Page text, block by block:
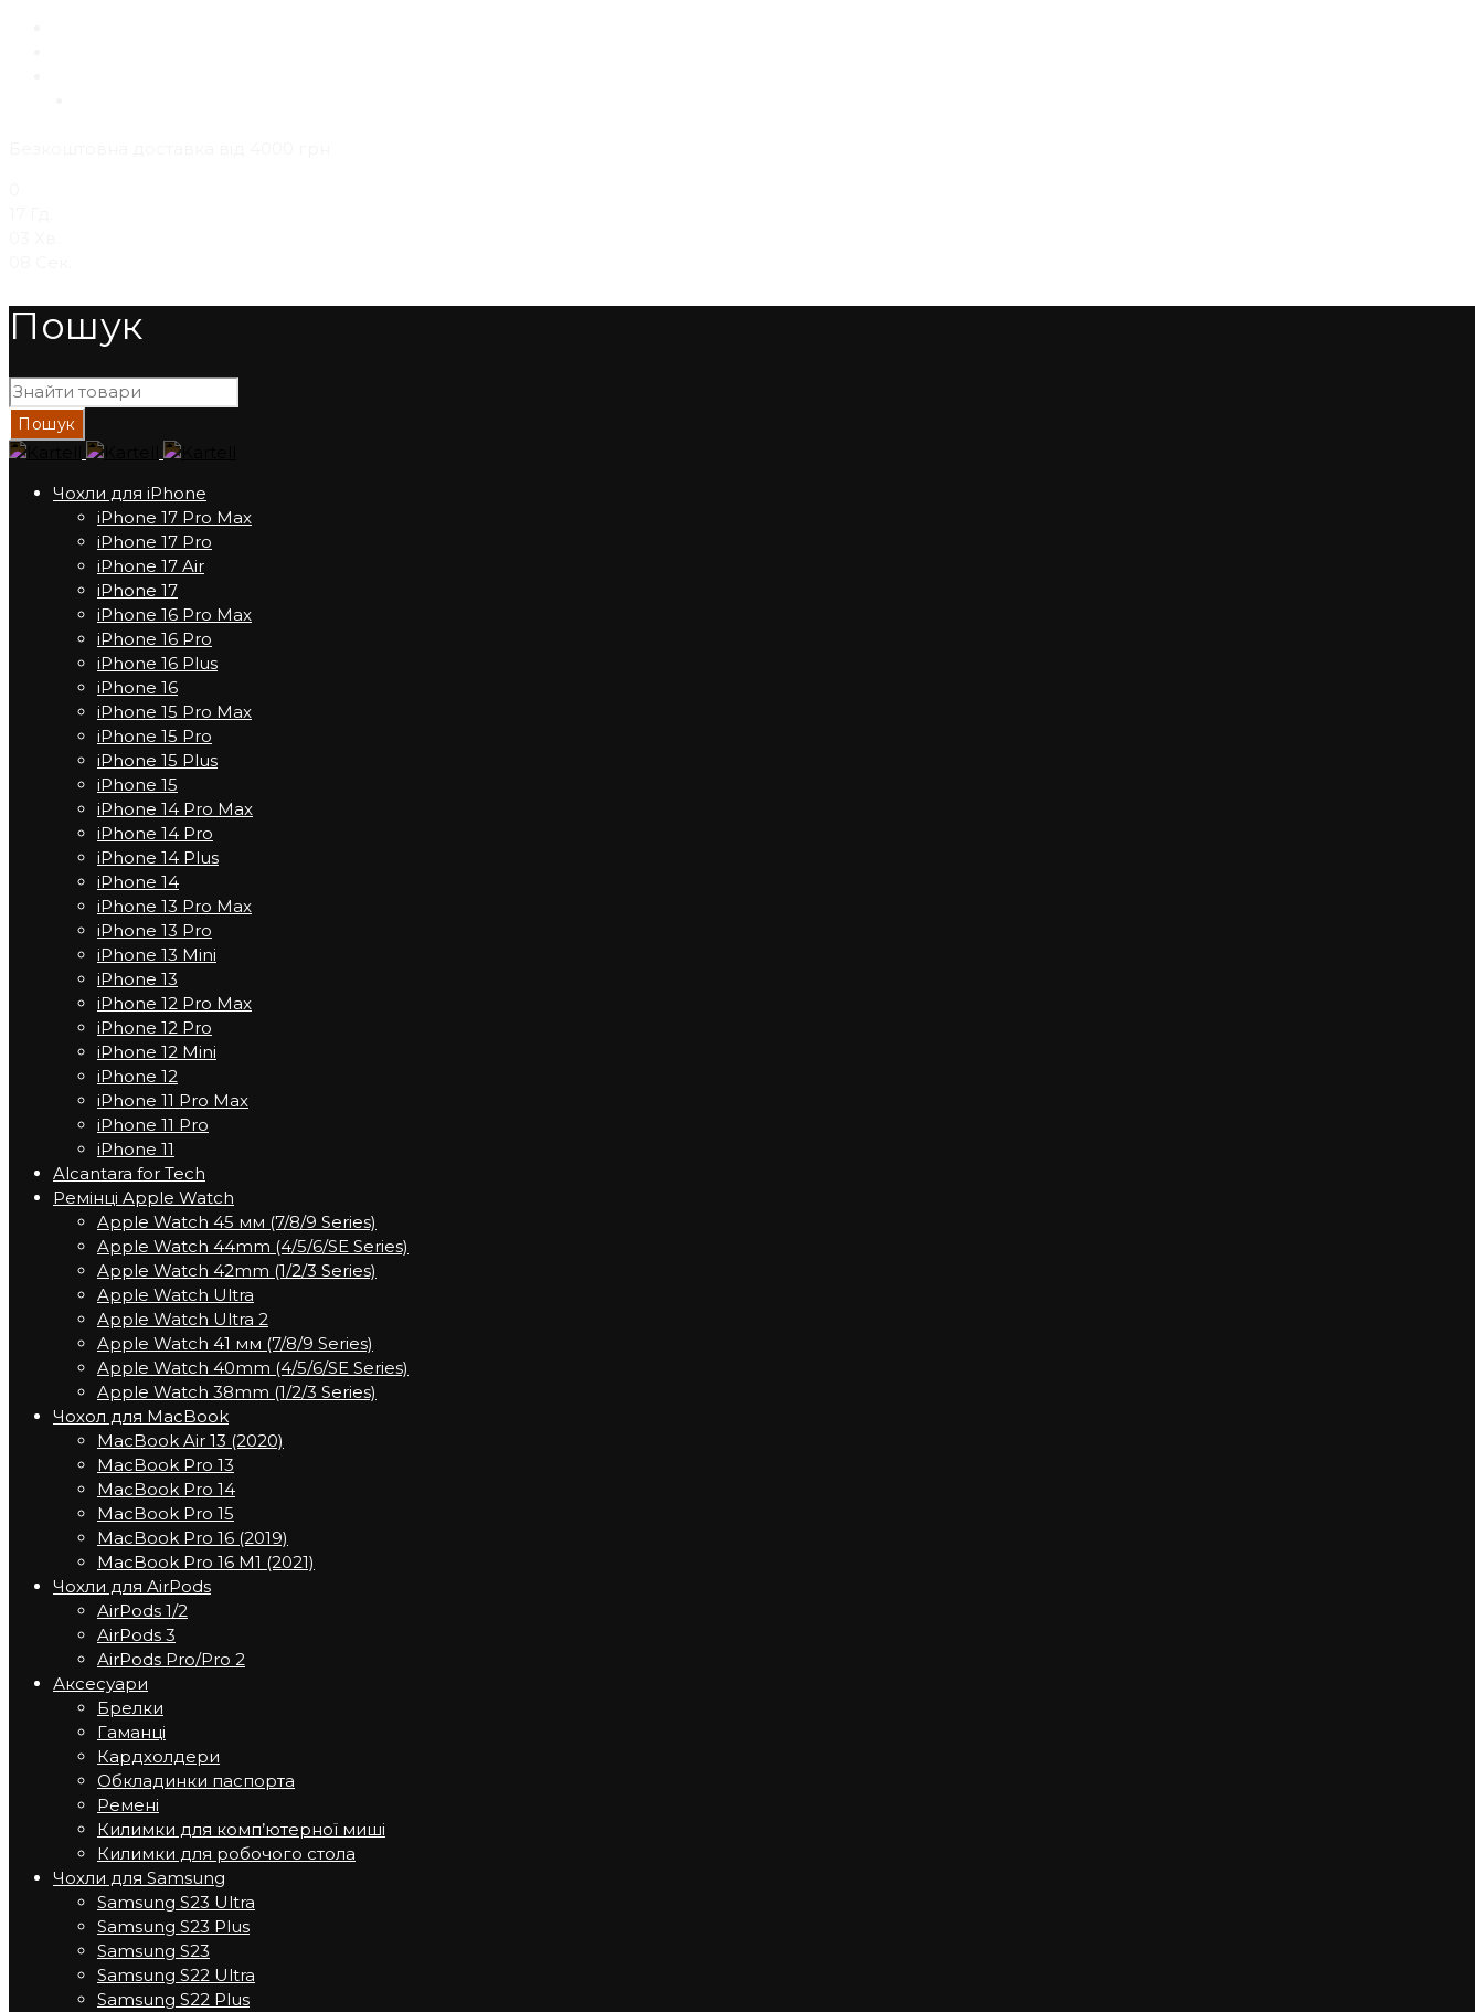
Пошук
Чохли для iPhone
iPhone 17 Pro Max
iPhone 17 Pro
iPhone 17 Air
iPhone 17
iPhone 16 Pro Max
iPhone 16 Pro
iPhone 16 Plus
iPhone 16
iPhone 15 Pro Max
iPhone 15 Pro
iPhone 15 Plus
iPhone 15
iPhone 14 Pro Max
iPhone 14 Pro
iPhone 14 Plus
iPhone 14
iPhone 13 Pro Max
iPhone 13 Pro
iPhone 13 Mini
iPhone 13
iPhone 12 Pro Max
iPhone 12 Pro
iPhone 12 Mini
iPhone 12
iPhone 11 Pro Max
iPhone 11 Pro
iPhone 11
Alcantara for Tech
Ремінці Apple Watch
Apple Watch 45 мм (7/8/9 Series)
Apple Watch 44mm (4/5/6/SE Series)
Apple Watch 42mm (1/2/3 Series)
Apple Watch Ultra
Apple Watch Ultra 2
Apple Watch 41 мм (7/8/9 Series)
Apple Watch 40mm (4/5/6/SE Series)
Apple Watch 38mm (1/2/3 Series)
Чохол для MacBook
MacBook Air 13 (2020)
MacBook Pro 13
MacBook Pro 14
MacBook Pro 15
MacBook Pro 16 (2019)
MacBook Pro 16 M1 (2021)
Чохли для AirPods
AirPods 1/2
AirPods 3
AirPods Pro/Pro 2
Аксесуари
Брелки
Гаманці
Кардхолдери
Обкладинки паспорта
Ремені
Килимки для комп’ютерної миші
Килимки для робочого стола
Чохли для Samsung
Samsung S23 Ultra
Samsung S23 Plus
Samsung S23
Samsung S22 Ultra
Samsung S22 Plus